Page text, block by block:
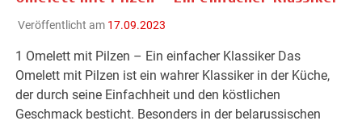
Veröffentlicht am 17.09.2023
1 Omelett mit Pilzen – Ein einfacher Klassiker Das
Omelett mit Pilzen ist ein wahrer Klassiker in der Küche,
der durch seine Einfachheit und den köstlichen
Geschmack besticht. Besonders in der belarussischen